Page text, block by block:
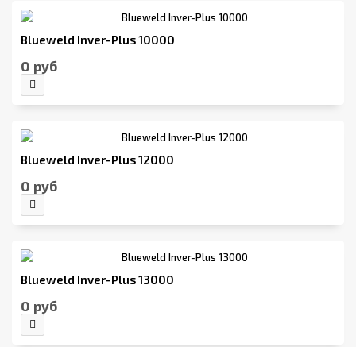
Blueweld Inver-Plus 10000
0 руб
Blueweld Inver-Plus 12000
0 руб
Blueweld Inver-Plus 13000
0 руб